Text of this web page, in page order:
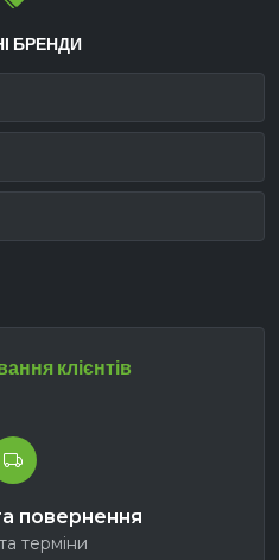
БРЕНДИ
клієнтів
повернення
терміни